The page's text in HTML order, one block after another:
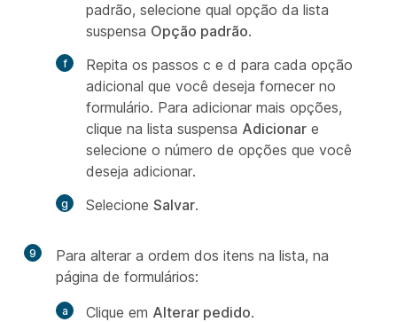
padrão, selecione qual opção da lista
suspensa Opção padrão.
Repita os passos c e d para cada opção
adicional que você deseja fornecer no
formulário. Para adicionar mais opções,
clique na lista suspensa Adicionar e
selecione o número de opções que você
deseja adicionar.
Selecione Salvar.
9
Para alterar a ordem dos itens na lista, na
página de formulários:
Clique em Alterar pedido.